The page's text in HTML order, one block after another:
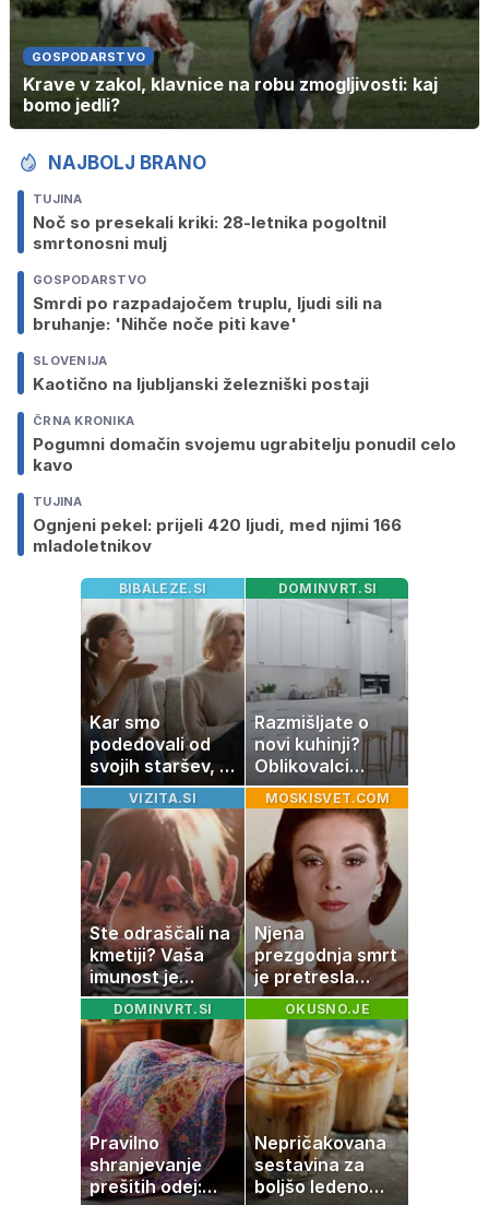
GOSPODARSTVO
Krave v zakol, klavnice na robu zmogljivosti: kaj
bomo jedli?
NAJBOLJ BRANO
TUJINA
Noč so presekali kriki: 28-letnika pogoltnil
smrtonosni mulj
GOSPODARSTVO
Smrdi po razpadajočem truplu, ljudi sili na
bruhanje: 'Nihče noče piti kave'
SLOVENIJA
Kaotično na ljubljanski železniški postaji
ČRNA KRONIKA
Pogumni domačin svojemu ugrabitelju ponudil celo
kavo
TUJINA
Ognjeni pekel: prijeli 420 ljudi, med njimi 166
mladoletnikov
BIBALEZE.SI
Kar smo
podedovali od
svojih staršev, ni
nujno naša
usoda
DOMINVRT.SI
Razmišljate o
novi kuhinji?
Oblikovalci
opozarjajo, da te
barve izgubljajo
priljubljenost
VIZITA.SI
Ste odraščali na
kmetiji? Vaša
imunost je
verjetno
močnejša
MOSKISVET.COM
Njena
prezgodnja smrt
je pretresla
modni svet: za
slavo se je
skrivala
tragedija
DOMINVRT.SI
Pravilno
shranjevanje
prešitih odej:
OKUSNO.JE
Nepričakovana
sestavina za
boljšo ledeno